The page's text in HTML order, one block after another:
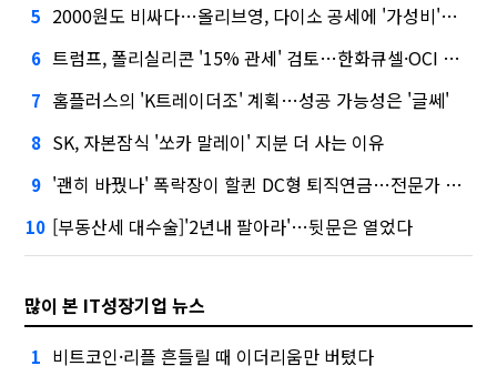
5 2000원도 비싸다…올리브영, 다이소 공세에 '가성비'로 맞불
6 트럼프, 폴리실리콘 '15% 관세' 검토…한화큐셀·OCI 영향은?
7 홈플러스의 'K트레이더조' 계획…성공 가능성은 '글쎄'
8 SK, 자본잠식 '쏘카 말레이' 지분 더 사는 이유
9 '괜히 바꿨나' 폭락장이 할퀸 DC형 퇴직연금…전문가 조언은
10 [부동산세 대수술]'2년내 팔아라'…뒷문은 열었다
많이 본 IT성장기업 뉴스
1 비트코인·리플 흔들릴 때 이더리움만 버텼다